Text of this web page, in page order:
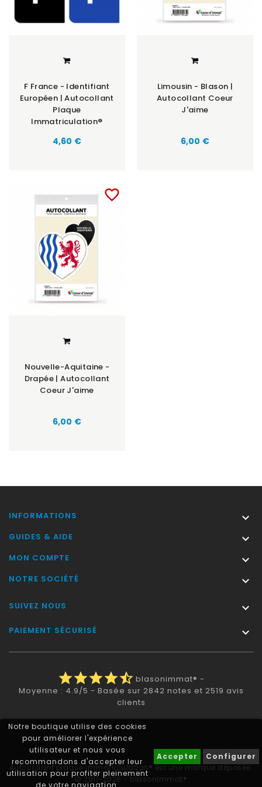
Notre boutique utilise des cookies
pour améliorer l'expérience
utilisateur et nous vous
recommandons d'accepter leur
utilisation pour profiter pleinement
de votre navigation.
Accepter Configurer
F France - Identifiant
Européen | Autocollant
Plaque
Immatriculation®
Prix
4,60 €
Limousin - Blason |
Autocollant Coeur
J'aime
Prix
6,00 €
favorite_border
Nouvelle-Aquitaine -
Drapée | Autocollant
Coeur J'aime
Prix
6,00 €
INFORMATIONS 
GUIDES & AIDE 
MON COMPTE 
NOTRE SOCIÉTÉ 
SUIVEZ NOUS 
PAIEMENT SÉCURISÉ 
starstarstarstarstar_half blasonimmat® -
Moyenne : 4.9/5 - Basée sur 2842 notes et 2519 avis
clients
Autocollant plaque immatriculation® est une marque déposée.
© 2011-2026 - blasonimmat®